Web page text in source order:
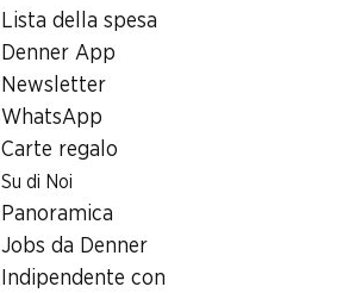
Lista della spesa
Denner App
Newsletter
WhatsApp
Carte regalo
Su di Noi
Panoramica
Jobs da Denner
Indipendente con